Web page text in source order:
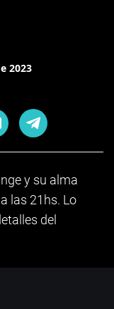
2023
y su alma
las 21hs. Lo
del